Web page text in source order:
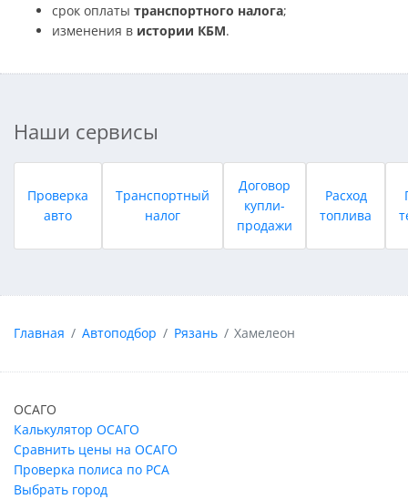
срок оплаты транспортного налога;
изменения в истории КБМ.
Наши сервисы
Проверка
авто
Транспортный
налог
Договор
купли-
продажи
Расход
топлива
Главная Автоподбор Рязань Хамелеон
ОСАГО
Калькулятор ОСАГО
Сравнить цены на ОСАГО
Проверка полиса по РСА
Выбрать город